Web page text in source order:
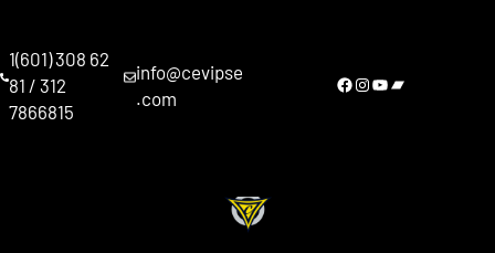
contenido
1(601) 308 62
81 / 312
7866815
info@cevipse
.com
Facebook Instagram YouTube Bandcamp